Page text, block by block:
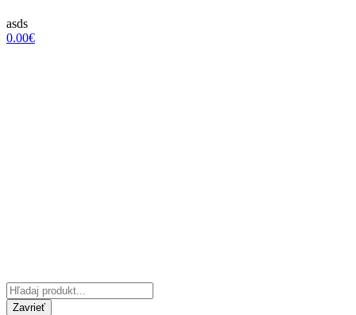
asds
0.00€
Zavrieť